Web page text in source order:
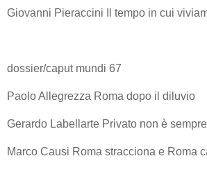
Giovanni Pieraccini Il tempo in cui
dossier/caput mundi 67
Paolo Allegrezza Roma dopo il diluvio
Gerardo Labellarte Privato non è
Marco Causi Roma stracciona e Roma